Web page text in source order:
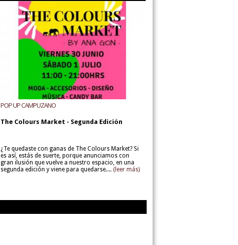
POP UP CAMPUZANO
The Colours Market - Segunda Edición
¿Te quedaste con ganas de The Colours Market? Si
es así, estás de suerte, porque anunciamos con
gran ilusión que vuelve a nuestro espacio, en una
segunda edición y viene para quedarse.... (leer más)